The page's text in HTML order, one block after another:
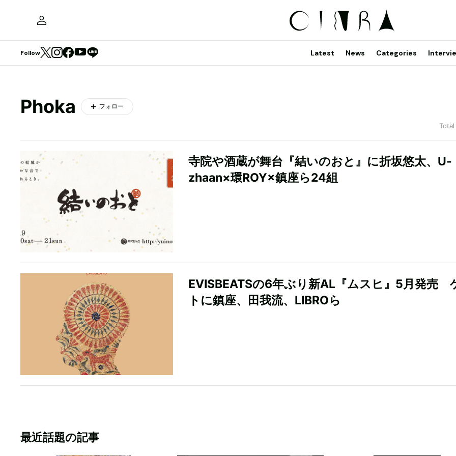
Follow Latest News Categories
Phoka フォロー
寺院や酒蔵が舞台『結いのおと』に折坂悠太、U-
zhaan×環ROY×鎮座ら24組
EVISBEATSの6年ぶり新AL『ムスヒ』5月発売
トに鎮座、田我流、LIBROら
最近話題の記事